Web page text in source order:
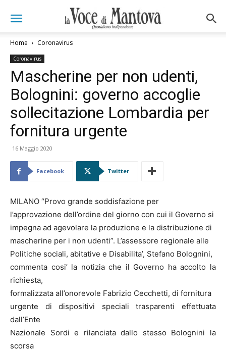
Home Coronavirus
Coronavirus
Mascherine per non udenti,
Bolognini: governo accoglie
sollecitazione Lombardia per
fornitura urgente
16 Maggio 2020
Facebook Twitter
MILANO “Provo grande soddisfazione per
l’approvazione dell’ordine del giorno con cui il Governo si
impegna ad agevolare la produzione e la distribuzione di
mascherine per i non udenti”. L’assessore regionale alle
Politiche sociali, abitative e Disabilita’, Stefano Bolognini,
commenta cosi’ la notizia che il Governo ha accolto la
richiesta,
formalizzata all’onorevole Fabrizio Cecchetti, di fornitura
urgente di dispositivi speciali trasparenti effettuata
dall’Ente
Nazionale Sordi e rilanciata dallo stesso Bolognini la
scorsa